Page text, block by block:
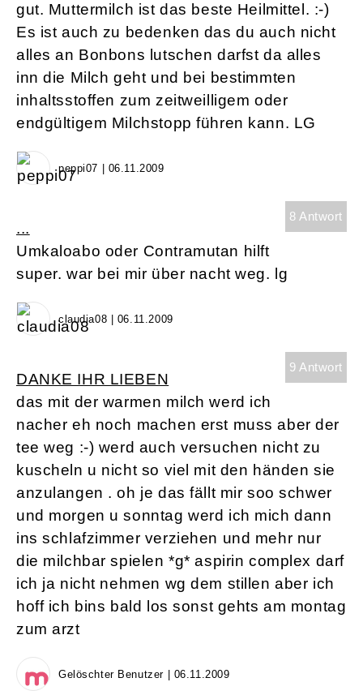
gut. Muttermilch ist das beste Heilmittel. :-)
Es ist auch zu bedenken das du auch nicht
alles an Bonbons lutschen darfst da alles
inn die Milch geht und bei bestimmten
inhaltsstoffen zum zeitweilligem oder
endgültigem Milchstopp führen kann. LG
peppi07 | 06.11.2009
8 Antwort
...
Umkaloabo oder Contramutan hilft
super. war bei mir über nacht weg. lg
claudia08 | 06.11.2009
9 Antwort
DANKE IHR LIEBEN
das mit der warmen milch werd ich
nacher eh noch machen erst muss aber der
tee weg :-) werd auch versuchen nicht zu
kuscheln u nicht so viel mit den händen sie
anzulangen . oh je das fällt mir soo schwer
und morgen u sonntag werd ich mich dann
ins schlafzimmer verziehen und mehr nur
die milchbar spielen *g* aspirin complex darf
ich ja nicht nehmen wg dem stillen aber ich
hoff ich bins bald los sonst gehts am montag
zum arzt
Gelöschter Benutzer | 06.11.2009